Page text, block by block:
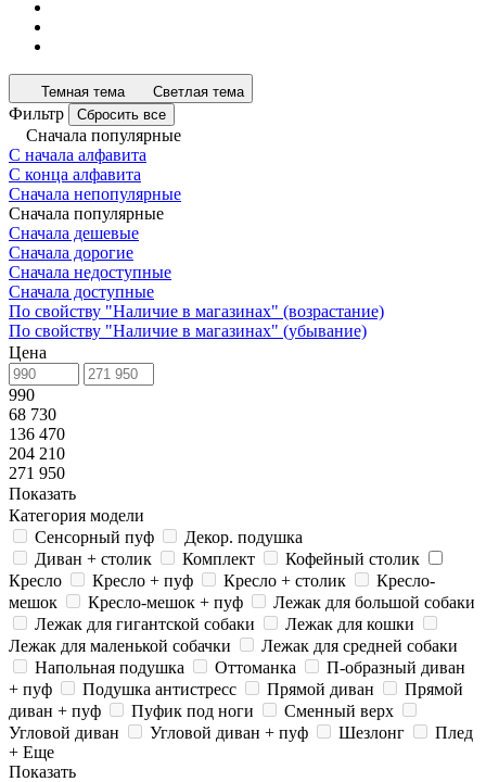
Темная тема Светлая тема
Фильтр Сбросить все
Сначала популярные
С начала алфавита
С конца алфавита
Сначала непопулярные
Сначала популярные
Сначала дешевые
Сначала дорогие
Сначала недоступные
Сначала доступные
По свойству "Наличие в магазинах" (возрастание)
По свойству "Наличие в магазинах" (убывание)
Цена
990
68 730
136 470
204 210
271 950
Показать
Категория модели
Сенсорный пуф
Декор. подушка
Диван + столик
Комплект
Кофейный столик
Кресло
Кресло + пуф Кресло + столик
Кресло-
мешок
Кресло-мешок + пуф
Лежак для большой собаки
Лежак для гигантской собаки
Лежак для кошки
Лежак для маленькой собачки
Лежак для средней собаки
Напольная подушка
Оттоманка
П-образный диван
+ пуф
Подушка антистресс Прямой диван
Прямой
диван + пуф
Пуфик под ноги
Сменный верх
Угловой диван
Угловой диван + пуф Шезлонг
Плед
+ Еще
Показать